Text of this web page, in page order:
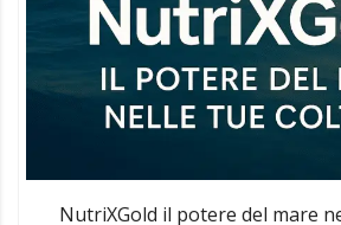
NutriXGold il potere del mare